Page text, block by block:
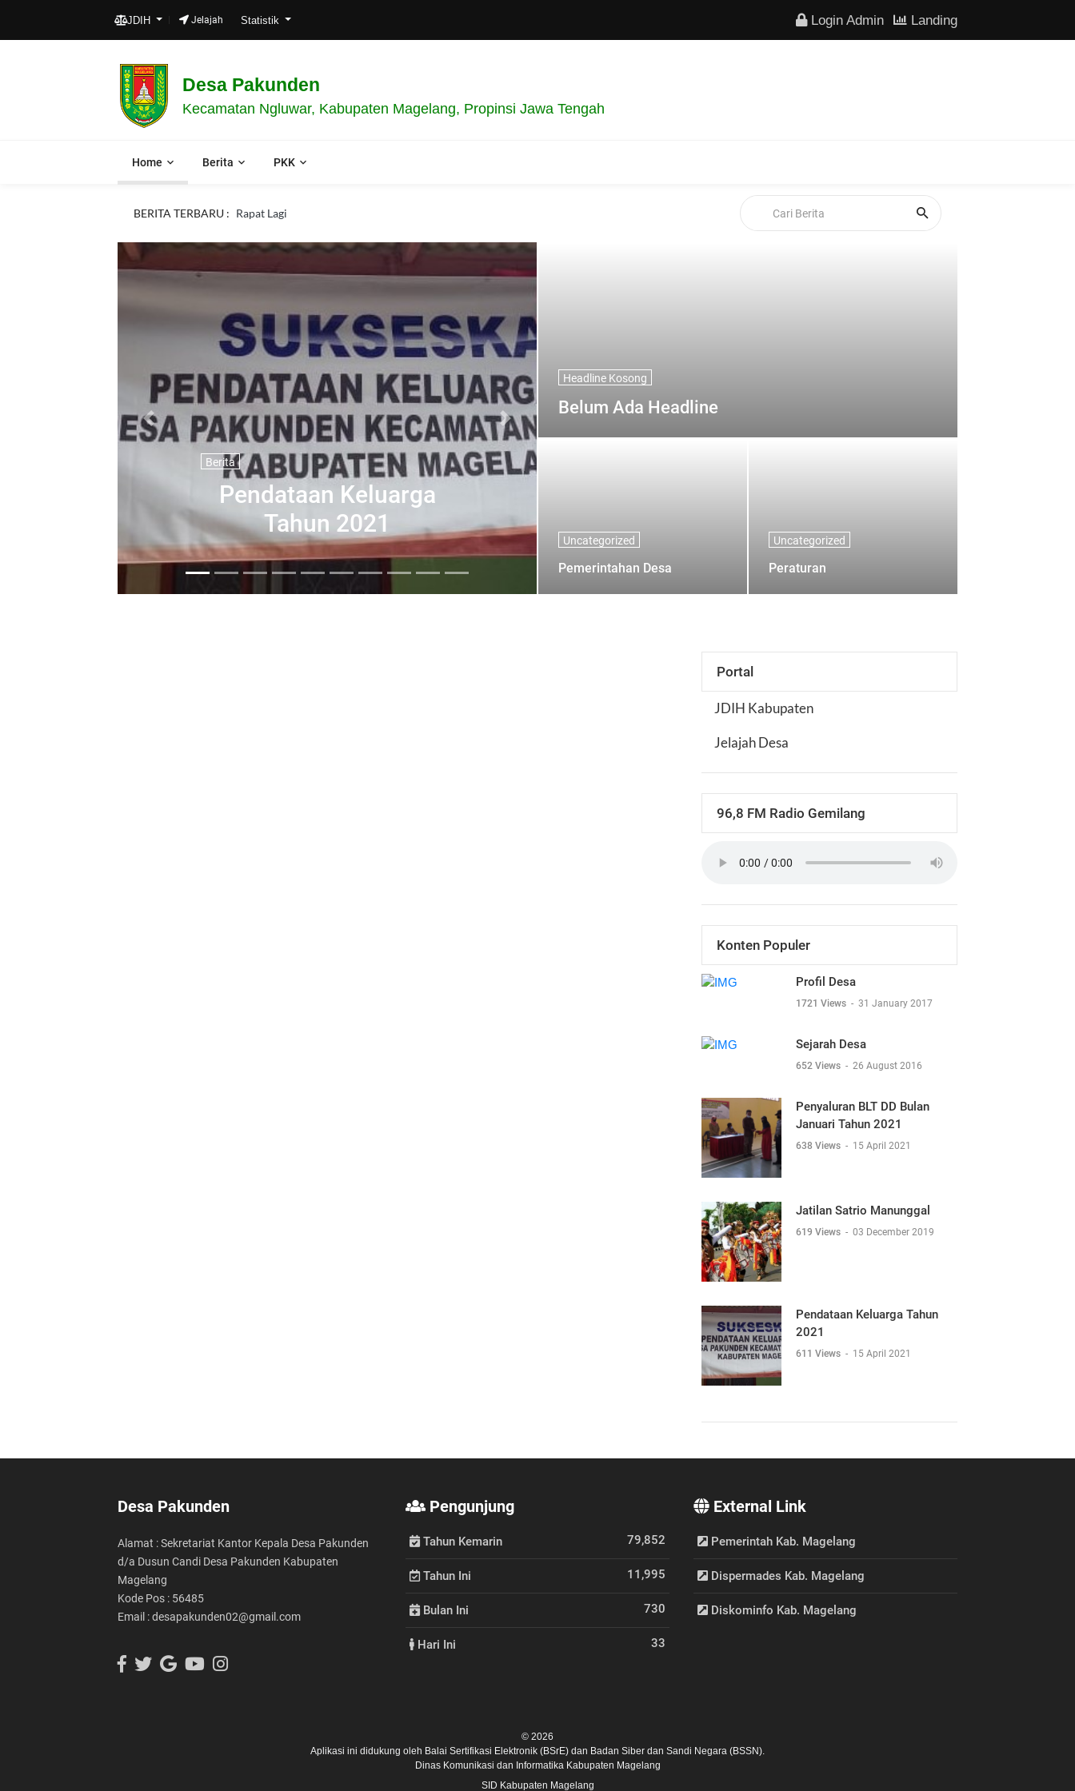
JDIH Jelajah Statistik Login Admin Landing
Desa Pakunden
Kecamatan Ngluwar, Kabupaten Magelang, Propinsi Jawa Tengah
Home Berita PKK
BERITA TERBARU : Kebijakan Pembangunan Desa
Berita
Pendataan Keluarga
Tahun 2021
Previous Next
Headline Kosong
Belum Ada Headline
Uncategorized
Pemerintahan Desa
Uncategorized
Peraturan
Portal
JDIH Kabupaten
Jelajah Desa
96,8 FM Radio Gemilang
Konten Populer
Profil Desa
1721 Views - 31 January 2017
Sejarah Desa
652 Views - 26 August 2016
Penyaluran BLT DD Bulan
Januari Tahun 2021
638 Views - 15 April 2021
Jatilan Satrio Manunggal
619 Views - 03 December 2019
Pendataan Keluarga Tahun
2021
611 Views - 15 April 2021
Desa Pakunden
Alamat : Sekretariat Kantor Kepala Desa Pakunden
d/a Dusun Candi Desa Pakunden Kabupaten
Magelang
Kode Pos : 56485
Email : desapakunden02@gmail.com
Pengunjung
Tahun Kemarin 79,852
Tahun Ini 11,995
Bulan Ini 730
Hari Ini 33
External Link
Pemerintah Kab. Magelang
Dispermades Kab. Magelang
Diskominfo Kab. Magelang
© 2026
Aplikasi ini didukung oleh Balai Sertifikasi Elektronik (BSrE) dan Badan Siber dan Sandi Negara (BSSN).
Dinas Komunikasi dan Informatika Kabupaten Magelang
SID Kabupaten Magelang